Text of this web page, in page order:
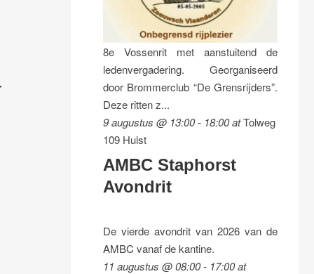
8e Vossenrit met aanstuitend de
ledenvergadering. Georganiseerd
door Brommerclub “De Grensrijders”.
Deze ritten z...
9 augustus @ 13:00- 18:00atTolweg
109 Hulst
AMBC Staphorst
Avondrit
De vierde avondrit van 2026 van de
AMBC vanaf de kantine.
11 augustus @ 08:00- 17:00at